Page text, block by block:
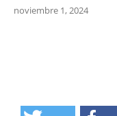
noviembre 1, 2024